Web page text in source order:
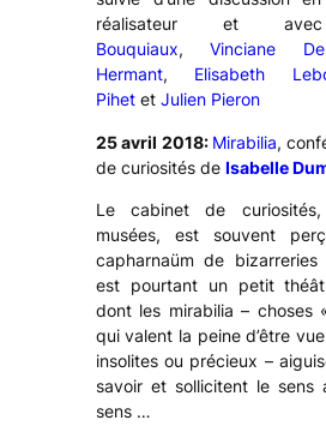
réalisateur et
Bouquiaux,Vinciane
Hermant, Elisabeth
Pihetet Julien Pieron
25 avril 2018: Mirabilia,
de curiosités de Isabelle
Le cabinet de
musées, est souvent
capharnaüm de bizarreries
est pourtant un petit
dont les mirabilia – choses
qui valent la peine d’être
insolites ou précieux –
savoir et sollicitent le sens
sens …